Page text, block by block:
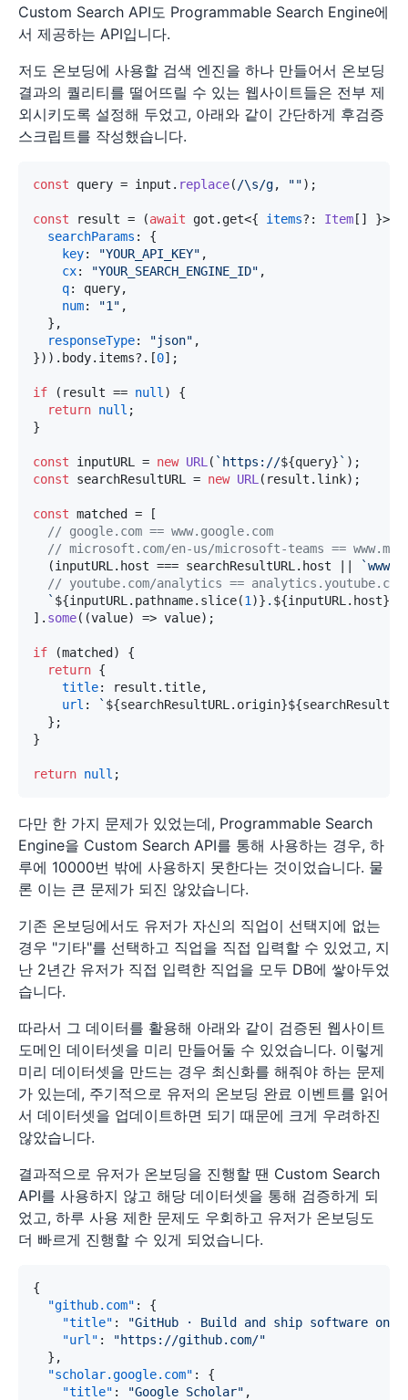
Custom Search API도 Programmable Search Engine에
서 제공하는 API입니다.
저도 온보딩에 사용할 검색 엔진을 하나 만들어서 온보딩
결과의 퀄리티를 떨어뜨릴 수 있는 웹사이트들은 전부 제
외시키도록 설정해 두었고, 아래와 같이 간단하게 후검증
스크립트를 작성했습니다.
const query = input. replace( /\s/g, "");
const result = (await got. get<{ items?: Item [] }>(
searchParams : {
key: "YOUR_API_KEY" ,
cx: "YOUR_SEARCH_ENGINE_ID" ,
q: query,
num: "1" ,
  },
responseType: "json" ,
})). body. items?.[0];
if (result == null ) {
return null ;
}
const inputURL = new URL ( `https://${query} `
const searchResultURL = new URL (result. link);
const matched = [
// google.com == www.google.com
// microsoft.com/en-us/microsoft-teams ==
  (inputURL.
host === searchResultURL. host `www.
// youtube.com/analytics == analytics.youtube.com
` ${inputURL.pathname.slice(1 )} . ${inputURL.host}
]. some( (value) => value);
if (matched) {
return {
title: result.title,
url : ` ${searchResultURL.origin}
  };
}
return null
다만 한 가지 문제가 있었는데, Programmable Search
Engine을 Custom Search API를 통해 사용하는 경우, 하
루에 10000번 밖에 사용하지 못한다는 것이었습니다. 물
론 이는 큰 문제가 되진 않았습니다.
기존 온보딩에서도 유저가 자신의 직업이 선택지에 없는
경우 "기타"를 선택하고 직업을 직접 입력할 수 있었고, 지
난 2년간 유저가 직접 입력한 직업을 모두 DB에 쌓아두었
습니다.
따라서 그 데이터를 활용해 아래와 같이 검증된 웹사이트
도메인 데이터셋을 미리 만들어둘 수 있었습니다. 이렇게
미리 데이터셋을 만드는 경우 최신화를 해줘야 하는 문제
가 있는데, 주기적으로 유저의 온보딩 완료 이벤트를 읽어
서 데이터셋을 업데이트하면 되기 때문에 크게 우려하진
않았습니다.
결과적으로 유저가 온보딩을 진행할 땐 Custom Search
API를 사용하지 않고 해당 데이터셋을 통해 검증하게 되
었고, 하루 사용 제한 문제도 우회하고 유저가 온보딩도
더 빠르게 진행할 수 있게 되었습니다.
{
"github.com" :
{
"title" :
"GitHub · Build and ship software
"url" :
"https://github.com/"
} ,
"scholar.google.com" :
{
"title" : "Google Scholar" ,